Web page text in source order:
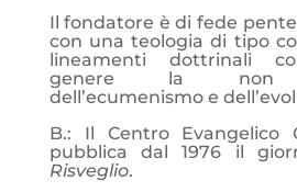
Il fondatore è di fede
con una teologia di tipo
lineamenti dottrinali
genere la non
dell’ecumenismo e
B.: Il Centro Evangelico
pubblica dal 1976 il
Risveglio.